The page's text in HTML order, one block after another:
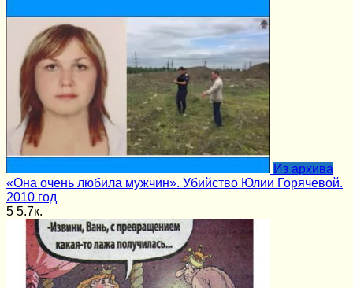
Из архива
«Она очень любила мужчин». Убийство Юлии Горячевой.
2010 год
5 5.7к.